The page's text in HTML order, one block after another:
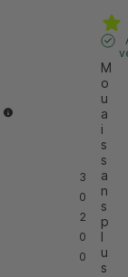
3
0
2
0
0
M
o
u
a
i
s
s
a
n
s
p
l
u
s